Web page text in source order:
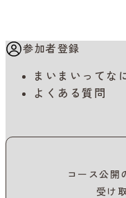
参加者登録
まいまいってな
よくある質問
コース公開
受け